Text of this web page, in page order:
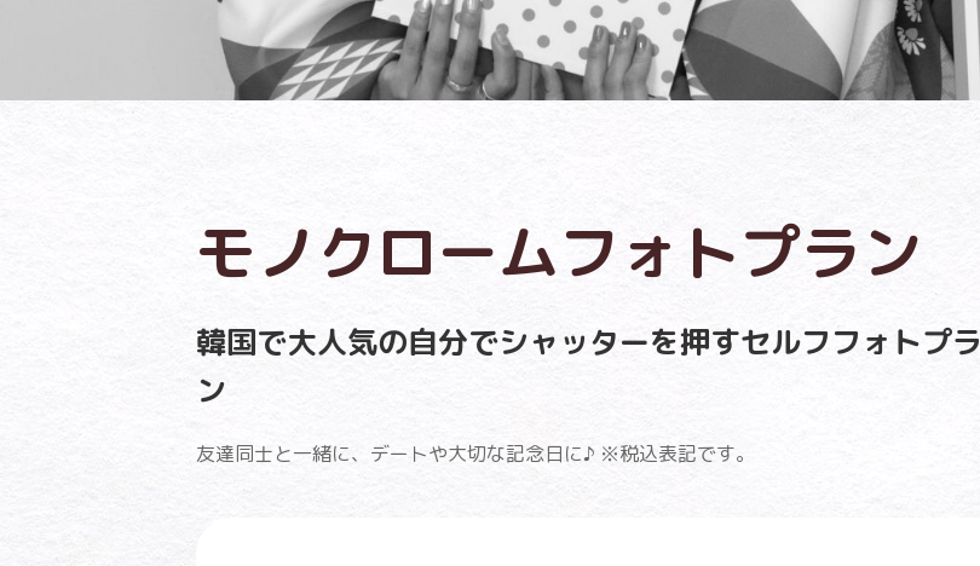
モノクロームフォトプラン
韓国で大人気の自分でシャッターを押すセルフフォトプラ
ン
友達同士と一緒に、デートや大切な記念日に♪ ※税込表記です。